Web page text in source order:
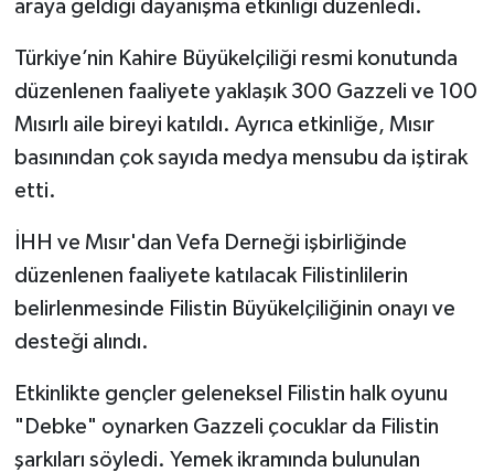
araya geldiği dayanışma etkinliği düzenledi.
Türkiye’nin Kahire Büyükelçiliği resmi konutunda
düzenlenen faaliyete yaklaşık 300 Gazzeli ve 100
Mısırlı aile bireyi katıldı. Ayrıca etkinliğe, Mısır
basınından çok sayıda medya mensubu da iştirak
etti.
İHH ve Mısır'dan Vefa Derneği işbirliğinde
düzenlenen faaliyete katılacak Filistinlilerin
belirlenmesinde Filistin Büyükelçiliğinin onayı ve
desteği alındı.
Etkinlikte gençler geleneksel Filistin halk oyunu
"Debke" oynarken Gazzeli çocuklar da Filistin
şarkıları söyledi. Yemek ikramında bulunulan
Yerel